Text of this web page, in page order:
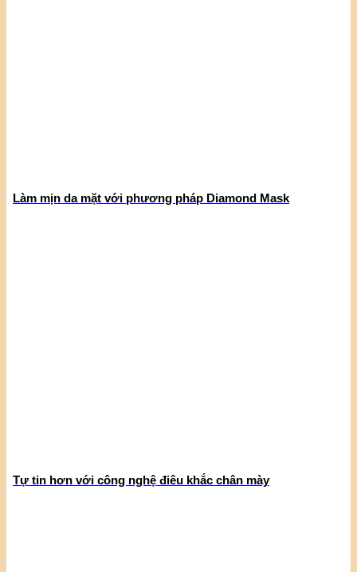
Làm mịn da mặt với phương pháp Diamond Mask
Tự tin hơn với công nghệ điêu khắc chân mày